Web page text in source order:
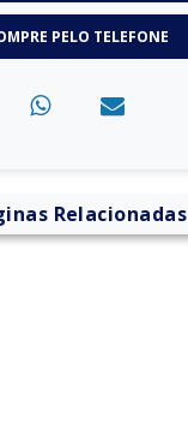
PELO TELEFONE
Relacionadas